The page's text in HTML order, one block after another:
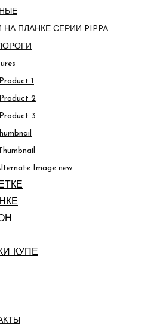
НА ПЛАНКЕ СЕРИИ PIPPA
1
2
3
Image new
КУПЕ